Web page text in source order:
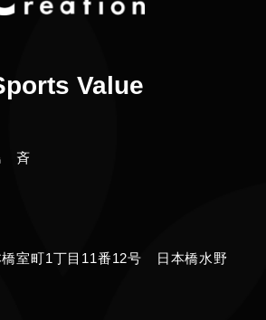
Value
斉
橋室町1丁目11番12号 日本橋水野